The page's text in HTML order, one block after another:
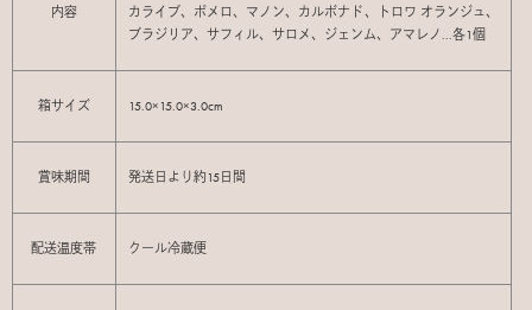
内容
カライブ、ポメロ、マノン、カルボナド、トロワ オランジュ、
ブラジリア、サフィル、サロメ、ジェンム、アマレノ...各1個
箱サイズ 15.0×15.0×3.0cm
賞味期間 発送日より約15日間
配送温度帯 クール冷蔵便